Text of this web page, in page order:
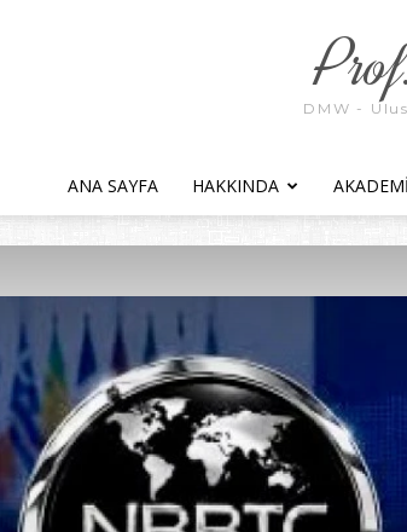
DMW -
ANA SAYFA HAKKINDA